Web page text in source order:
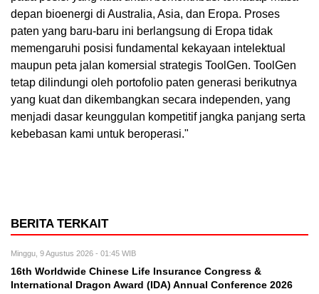
depan bioenergi di Australia, Asia, dan Eropa. Proses
paten yang baru-baru ini berlangsung di Eropa tidak
memengaruhi posisi fundamental kekayaan intelektual
maupun peta jalan komersial strategis ToolGen. ToolGen
tetap dilindungi oleh portofolio paten generasi berikutnya
yang kuat dan dikembangkan secara independen, yang
menjadi dasar keunggulan kompetitif jangka panjang serta
kebebasan kami untuk beroperasi."
BERITA TERKAIT
Minggu, 9 Agustus 2026 - 01:45 WIB
16th Worldwide Chinese Life Insurance Congress &
International Dragon Award (IDA) Annual Conference 2026